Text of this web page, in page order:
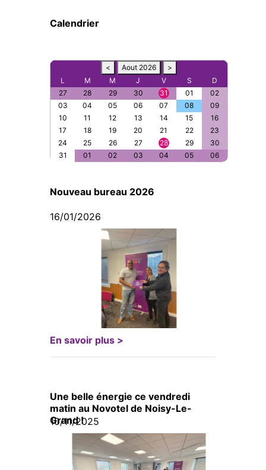
Calendrier
< Aout 2026
>
L
M M J V S
D
27
28 29 30 31 01
02
03
04 05 06 07 08
09
10
11 12 13 14 15
16
17
18 19 20 21 22
23
24
25 26 27 28 29
30
31
01 02 03 04 05 06
Nouveau bureau 2026
16/01/2026
En savoir plus >
Une belle énergie ce vendredi
matin au Novotel de Noisy-Le-
Grand !
10/11/2025